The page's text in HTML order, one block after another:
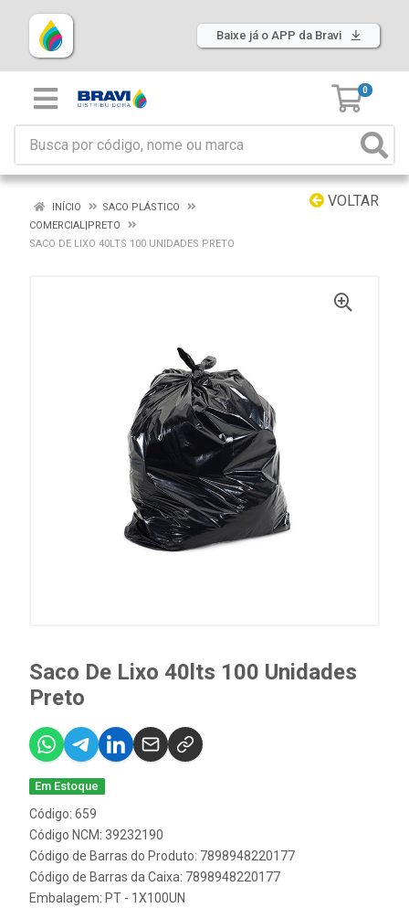
Baixe já o APP da Bravi
0
VOLTAR
INÍCIO
SACO PLÁSTICO
COMERCIAL|PRETO
SACO DE LIXO 40LTS 100 UNIDADES PRETO
Saco De Lixo 40lts 100 Unidades
Preto
Em Estoque
Código: 659
Código NCM: 39232190
Código de Barras do Produto: 7898948220177
Código de Barras da Caixa: 7898948220177
Embalagem: PT - 1X100UN